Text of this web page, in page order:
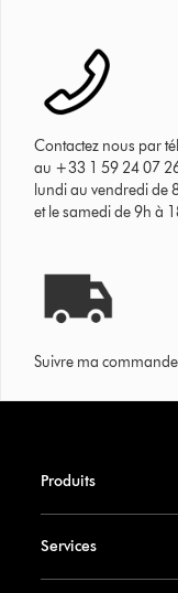
Contactez nous par
au +33 1 59 24 07
lundi au vendredi de
et le samedi de 9h à
Suivre ma commande
Produits
Services